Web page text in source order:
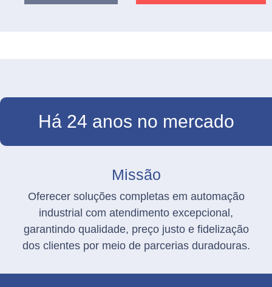
Há 24 anos no mercado
Missão
Oferecer soluções completas em automação
industrial com atendimento excepcional,
garantindo qualidade, preço justo e fidelização
dos clientes por meio de parcerias duradouras.